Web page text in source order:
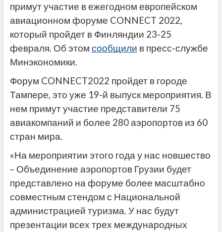
примут участие в ежегодном европейском
авиационном форуме CONNECT 2022,
который пройдет в Финляндии 23-25
февраля. Об этом сообщили в пресс-службе
Минэкономики.
Форум CONNECT2022 пройдет в городе
Тампере, это уже 19-й выпуск мероприятия. В
нем примут участие представители 75
авиакомпаний и более 280 аэропортов из 60
стран мира.
«На мероприятии этого года у нас новшество
– Объединение аэропортов Грузии будет
представлено на форуме более масштабно
совместным стендом с Национальной
администрацией туризма. У нас будут
презентации всех трех международных